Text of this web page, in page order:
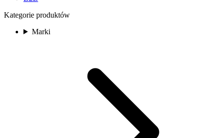
Kategorie produktów
Marki